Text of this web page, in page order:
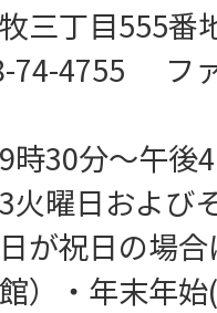
三丁目555番
74-4755 フ
時30分～午後
火曜日および
が祝日の場
）・年末年